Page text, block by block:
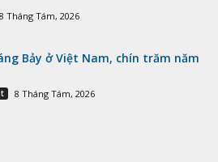
8 Tháng Tám, 2026
Bảy ở Việt Nam, chín trăm năm
8 Tháng Tám, 2026